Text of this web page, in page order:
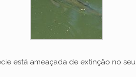
está ameaçada de extinção no seu